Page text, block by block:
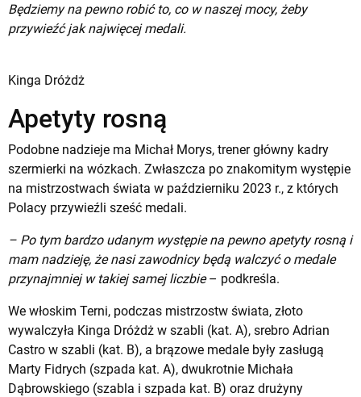
Będziemy na pewno robić to, co w naszej mocy, żeby
przywieźć jak najwięcej medali.
Kinga Dróżdż
Apetyty rosną
Podobne nadzieje ma Michał Morys, trener główny kadry
szermierki na wózkach. Zwłaszcza po znakomitym występie
na mistrzostwach świata w październiku 2023 r., z których
Polacy przywieźli sześć medali.
– Po tym bardzo udanym występie na pewno apetyty rosną i
mam nadzieję, że nasi zawodnicy będą walczyć o medale
przynajmniej w takiej samej liczbie– podkreśla.
We włoskim Terni, podczas mistrzostw świata, złoto
wywalczyła Kinga Dróżdż w szabli (kat. A), srebro Adrian
Castro w szabli (kat. B), a brązowe medale były zasługą
Marty Fidrych (szpada kat. A), dwukrotnie Michała
Dąbrowskiego (szabla i szpada kat. B) oraz drużyny